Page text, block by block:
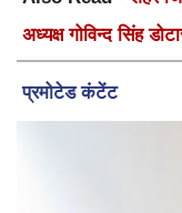
अध्यक्ष गोविन्द सिंह